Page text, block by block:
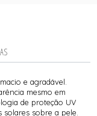
e agradável.
mesmo em
de proteção UV
sobre a pele.